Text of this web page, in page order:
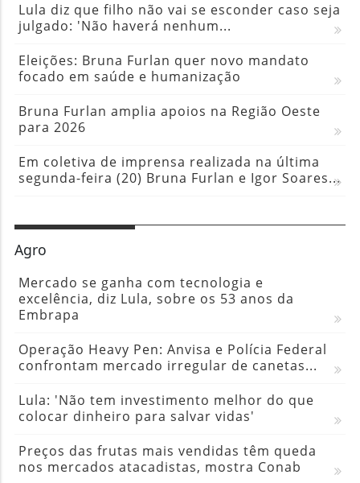
Lula diz que filho não vai se esconder caso seja
julgado: 'Não haverá nenhum...
Eleições: Bruna Furlan quer novo mandato
focado em saúde e humanização
Bruna Furlan amplia apoios na Região Oeste
para 2026
Em coletiva de imprensa realizada na última
segunda-feira (20) Bruna Furlan e Igor Soares...
Agro
Mercado se ganha com tecnologia e
excelência, diz Lula, sobre os 53 anos da
Embrapa
Operação Heavy Pen: Anvisa e Polícia Federal
confrontam mercado irregular de canetas...
Lula: 'Não tem investimento melhor do que
colocar dinheiro para salvar vidas'
Preços das frutas mais vendidas têm queda
nos mercados atacadistas, mostra Conab